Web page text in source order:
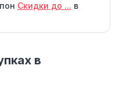
Скидки до ... в
в